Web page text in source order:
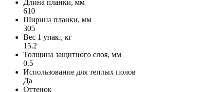
Длина планки, мм
610
Ширина планки, мм
305
Вес 1 упак., кг
15.2
Толщина защитного слоя, мм
0.5
Использование для теплых полов
Да
Оттенок